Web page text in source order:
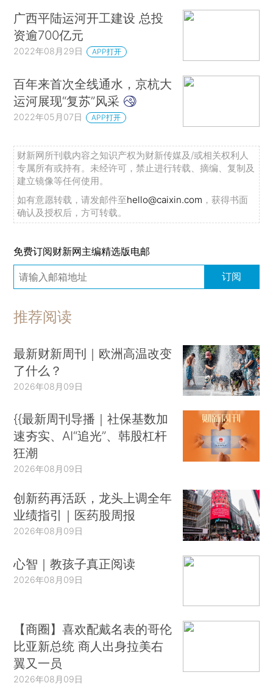
广西平陆运河开工建设 总投
资逾700亿元
2022年08月29日 APP打开
百年来首次全线通水，京杭大
运河展现“复苏”风采
2022年05月07日 APP打开
财新网所刊载内容之知识产权为财新传媒及/或相关权利人
专属所有或持有。未经许可，禁止进行转载、摘编、复制及
建立镜像等任何使用。
如有意愿转载，请发邮件至hello@caixin.com ，获得书面
确认及授权后，方可转载。
免费订阅财新网主编精选版电邮
订阅
推荐阅读
最新财新周刊｜欧洲高温改变
了什么？
2026年08月09日
{{最新周刊导播｜社保基数加
速夯实、AI“追光”、韩股杠杆
狂潮
2026年08月09日
创新药再活跃，龙头上调全年
业绩指引｜医药股周报
2026年08月09日
心智｜教孩子真正阅读
2026年08月09日
【商圈】喜欢配戴名表的哥伦
比亚新总统 商人出身拉美右
翼又一员
2026年08月09日